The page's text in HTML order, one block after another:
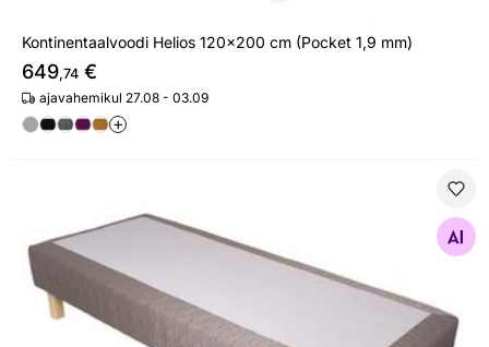
Kontinentaalvoodi Helios 120x200 cm (Pocket 1,9 mm)
649,74 €
ajavahemikul 27.08 - 03.09
+
Kušett Hypnos Apollo